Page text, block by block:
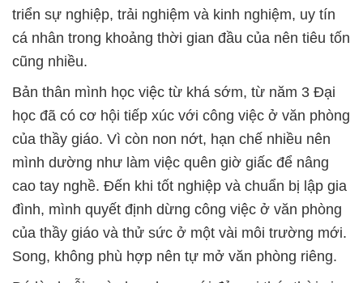
triển sự nghiệp, trải nghiệm và kinh nghiệm, uy tín
cá nhân trong khoảng thời gian đầu của nên tiêu tốn
cũng nhiều.
Bản thân mình học việc từ khá sớm, từ năm 3 Đại
học đã có cơ hội tiếp xúc với công việc ở văn phòng
của thầy giáo. Vì còn non nớt, hạn chế nhiều nên
mình dường như làm việc quên giờ giấc để nâng
cao tay nghề. Đến khi tốt nghiệp và chuẩn bị lập gia
đình, mình quyết định dừng công việc ở văn phòng
của thầy giáo và thử sức ở một vài môi trường mới.
Song, không phù hợp nên tự mở văn phòng riêng.